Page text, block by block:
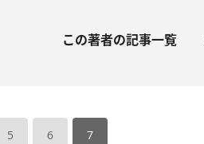
この著者の記事一覧
5 6 7